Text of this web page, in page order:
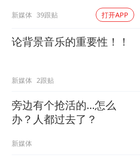
新媒体 39跟贴 打开APP
论背景音乐的重要性！！
新媒体 2跟贴
旁边有个抢活的…怎么
办？人都过去了？
新媒体